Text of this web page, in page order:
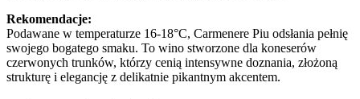
Rekomendacje:
Podawane w temperaturze 16-18°C, Carmenere Piu odsłania pełnię
swojego bogatego smaku. To wino stworzone dla koneserów
czerwonych trunków, którzy cenią intensywne doznania, złożoną
strukturę i elegancję z delikatnie pikantnym akcentem.